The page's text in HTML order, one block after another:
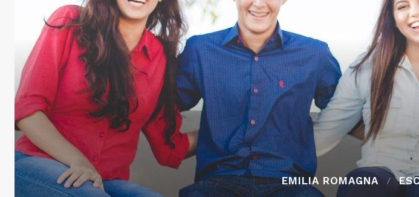
EMILIA ROMAGNA